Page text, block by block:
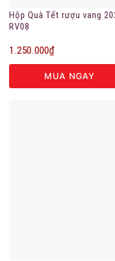
Hộp Quà Tết rượu vang
RV08
1.250.000₫
MUA NGAY